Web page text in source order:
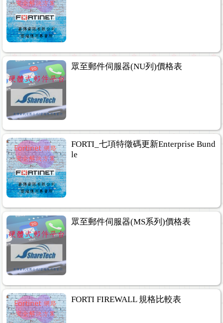
眾至郵件伺服器(NU列)價格表
FORTI_七項特徵碼更新Enterprise Bund
le
眾至郵件伺服器(MS系列)價格表
FORTI FIREWALL 規格比較表